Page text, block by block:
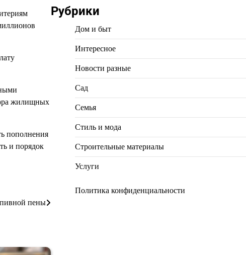
жилищных
пополнения
и порядок
пены
Рубрики
Дом и быт
Интересное
Новости разные
Сад
Семья
Стиль и мода
Строительные материалы
Услуги
Политика конфиденциальности